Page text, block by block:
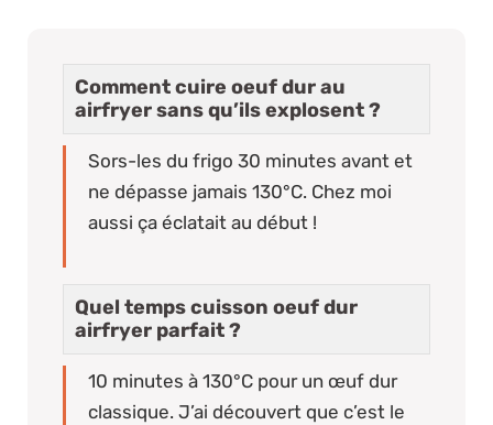
Comment cuire oeuf dur au
airfryer sans qu’ils explosent ?
Sors-les du frigo 30 minutes avant et
ne dépasse jamais 130°C. Chez moi
aussi ça éclatait au début !
Quel temps cuisson oeuf dur
airfryer parfait ?
10 minutes à 130°C pour un œuf dur
classique. J’ai découvert que c’est le